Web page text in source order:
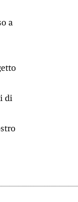
a
di